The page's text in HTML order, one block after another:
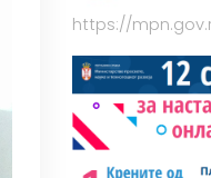
https://